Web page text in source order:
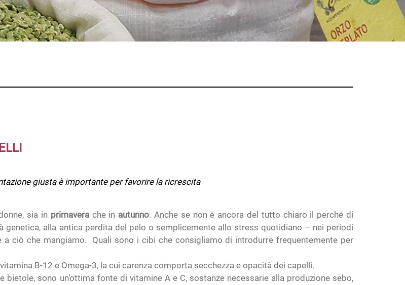
giusta è importante per favorire la ricrescita
sia in primaverache in autunno. Anche se non è ancora del tutto chiaro il perché di
genetica, alla antica perdita del pelo o semplicemente allo stress quotidiano – nei periodi
a ciò che mangiamo. Quali sono i cibi che consigliamo di introdurre frequentemente per
B-12 e Omega-3, la cui carenza comporta secchezza e opacità dei capelli.
bietole, sono un’ottima fonte di vitamine A e C, sostanze necessarie alla produzione sebo,